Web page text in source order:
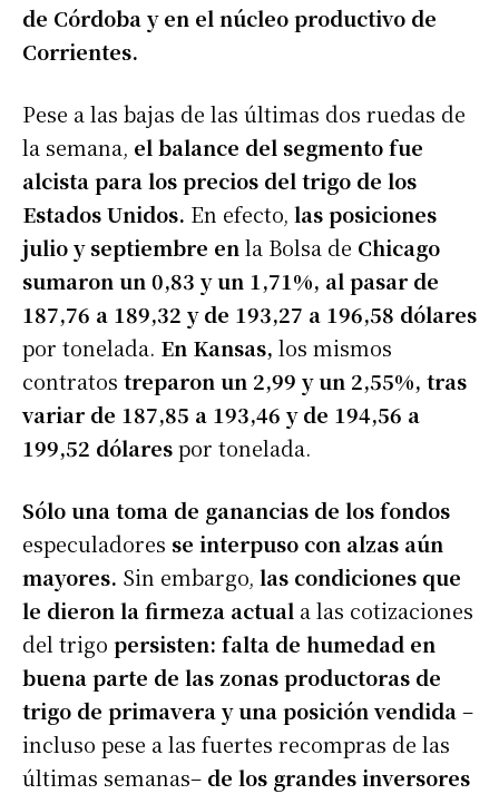
de Córdoba y en el núcleo productivo de
Corrientes.
Pese a las bajas de las últimas dos ruedas de
la semana, el balance del segmento fue
alcista para los precios del trigo de los
Estados Unidos. En efecto, las posiciones
julio y septiembre en la Bolsa de Chicago
sumaron un 0,83 y un 1,71%, al pasar de
187,76 a 189,32 y de 193,27 a 196,58 dólares
por tonelada. En Kansas, los mismos
contratos treparon un 2,99 y un 2,55%, tras
variar de 187,85 a 193,46 y de 194,56 a
199,52 dólarespor tonelada.
Sólo una toma de ganancias de los fondos
especuladores se interpuso con alzas aún
mayores. Sin embargo, las condiciones que
le dieron la firmeza actual a las cotizaciones
del trigo persisten: falta de humedad en
buena parte de las zonas productoras de
trigo de primavera y una posición vendida–
incluso pese a las fuertes recompras de las
últimas semanas– de los grandes inversores